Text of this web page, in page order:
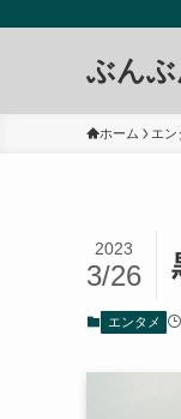
ぶん
ホーム エン
2023
3/26
エンタメ